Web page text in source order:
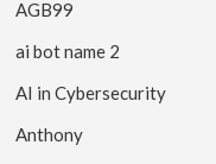
AGB99
ai bot name 2
AI in Cybersecurity
Anthony